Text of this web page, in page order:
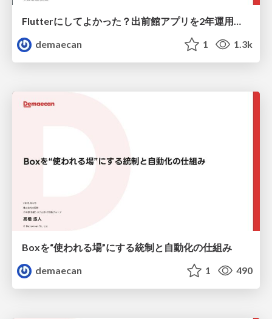
Flutterにしてよかった？出前館アプリを2年運用して気づいたことを全部話します
demaecan
1 1.3k
Boxを“使われる場”にする統制と自動化の仕組み
demaecan
1 490